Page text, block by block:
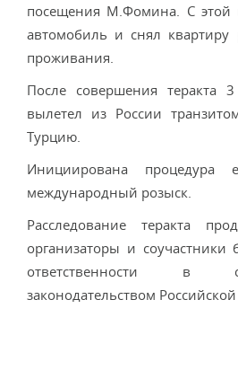
посещения М.Фомина. С этой
автомобиль и снял
проживания.
После совершения теракта
вылетел из России
Турцию.
Инициирована процедура
международный розыск.
Расследование теракта
организаторы и соучастники
ответственности в
законодательством